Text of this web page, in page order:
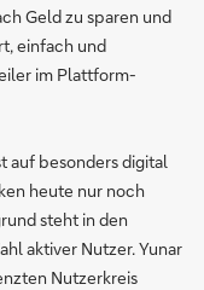
Geld zu sparen und
einfach und
im Plattform-
auf besonders digital
heute nur noch
steht in den
aktiver Nutzer. Yunar
Nutzerkreis